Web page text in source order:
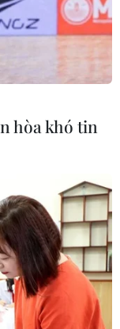
Xuân trong
Trung học
nhất cho
Vietnam+)
trò nghèo
hòa khó tin